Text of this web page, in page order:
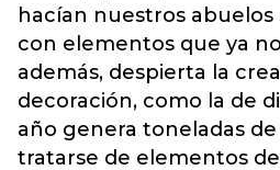
hacían nuestros abuelos
con elementos que ya
además, despierta la
decoración, como la de
año genera toneladas
tratarse de elementos